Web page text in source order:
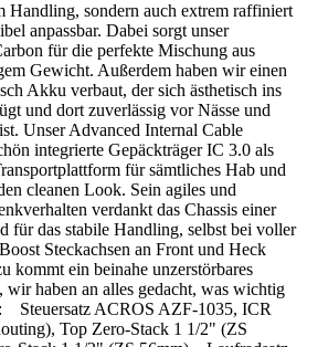
Handling, sondern auch extrem raffiniert
anpassbar. Dabei sorgt unser
für die perfekte Mischung aus
Gewicht. Außerdem haben wir einen
Akku verbaut, der sich ästhetisch ins
und dort zuverlässig vor Nässe und
Unser Advanced Internal Cable
integrierte Gepäckträger IC 3.0 als
für sämtliches Hab und
cleanen Look. Sein agiles und
verdankt das Chassis einer
für das stabile Handling, selbst bei voller
Steckachsen an Front und Heck
kommt ein beinahe unzerstörbares
haben an alles gedacht, was wichtig
Steuersatz ACROS AZF-1035, ICR
Top Zero-Stack 1 1/2" (ZS